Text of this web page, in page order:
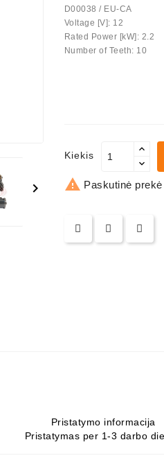

D00038 / EU-CA
Voltage [V]: 12
Rated Power [kW]: 2.2
Number of Teeth: 10
Kiekis
 Paskutinė prekė
Pristatymo informacija
Pristatymas per 1-3 darbo